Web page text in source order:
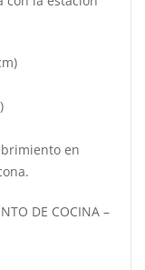
en
DE COCINA –